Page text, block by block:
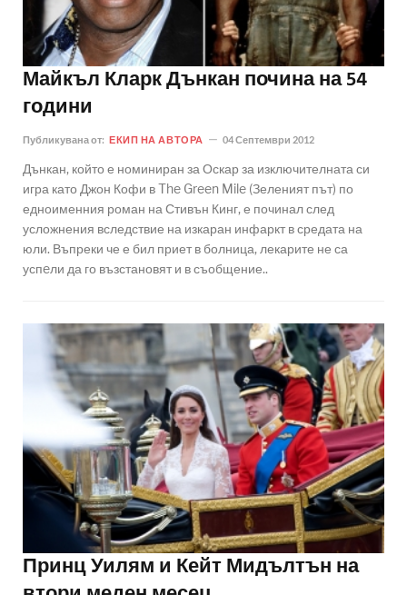
Майкъл Кларк Дънкан почина на 54
години
Публикувана от: ЕКИП НА АВТОРА 04 Септември 2012
Дънкан, който е номиниран за Оскар за изключителната си
игра като Джон Кофи в The Green Mile (Зеленият път) по
едноименния роман на Стивън Кинг, е починал след
усложнения вследствие на изкаран инфаркт в средата на
юли. Въпреки че е бил приет в болница, лекарите не са
успeли да го възстановят и в съобщение..
Принц Уилям и Кейт Мидълтън на